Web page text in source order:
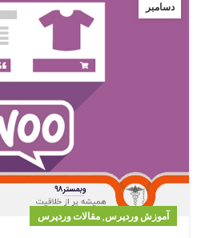
دسامبر
آموزش وردپرس, مقالات وردپرس